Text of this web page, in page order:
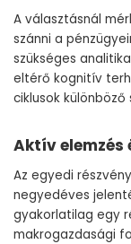
A választásnál
szánni a
szükséges
eltérő kognitív
ciklusok különböző
Aktív elemzés
Az egyedi
negyedéves
gyakorlatilag egy
makrogazdasági